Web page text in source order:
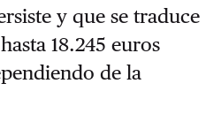
y que se traduce
18.245 euros
de la